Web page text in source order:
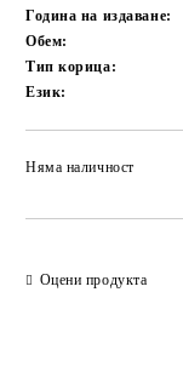
Година на издаване:
Обем:
Тип корица:
Език:
Няма наличност
Оцени продукта